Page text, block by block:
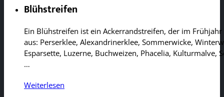
Blühstreifen
Ein Blühstreifen ist ein Ackerrandstreifen, der im
aus: Perserklee, Alexandrinerklee, Sommerwicke,
Esparsette, Luzerne, Buchweizen, Phacelia,
…
Weiterlesen